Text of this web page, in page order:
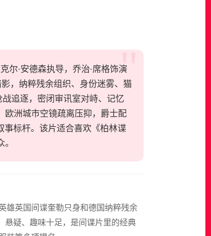
·安德森执导，乔治·席格饰演
，纳粹残余组织、身份迷雾、猫
追逐，密闭审讯室对峙、记忆
欧洲城市空镜疏离压抑，爵士配
事标杆。该片适合喜欢《柏林谍
雄英国间谍奎勒只身和德国纳粹残余
悬疑、趣味十足，是间谍片里的经典